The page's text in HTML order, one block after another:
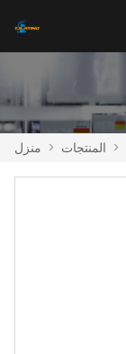
منزل > المنتجات >